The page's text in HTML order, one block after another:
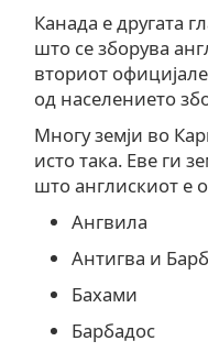
Канада е другата
што се зборува
вториот
од населението
Многу земји во
исто така. Еве ги
што англискиот е
Ангвила
Антигва и
Бахами
Барбадос